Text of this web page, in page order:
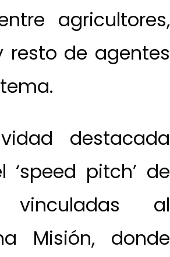
agricultores,
resto de agentes
destacada
‘speed pitch’ de
vinculadas al
Misión, donde